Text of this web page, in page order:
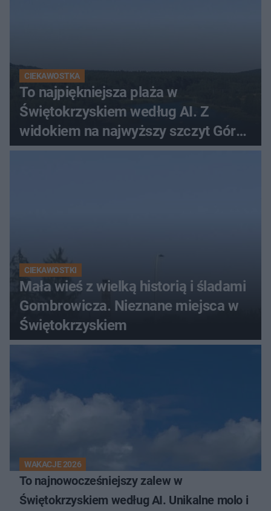
CIEKAWOSTKA
To najpiękniejsza plaża w
Świętokrzyskiem według AI. Z
widokiem na najwyższy szczyt Gór
Świętokrzyskich
CIEKAWOSTKI
Mała wieś z wielką historią i śladami
Gombrowicza. Nieznane miejsca w
Świętokrzyskiem
WAKACJE 2026
To najnowocześniejszy zalew w
Świętokrzyskiem według AI. Unikalne molo i